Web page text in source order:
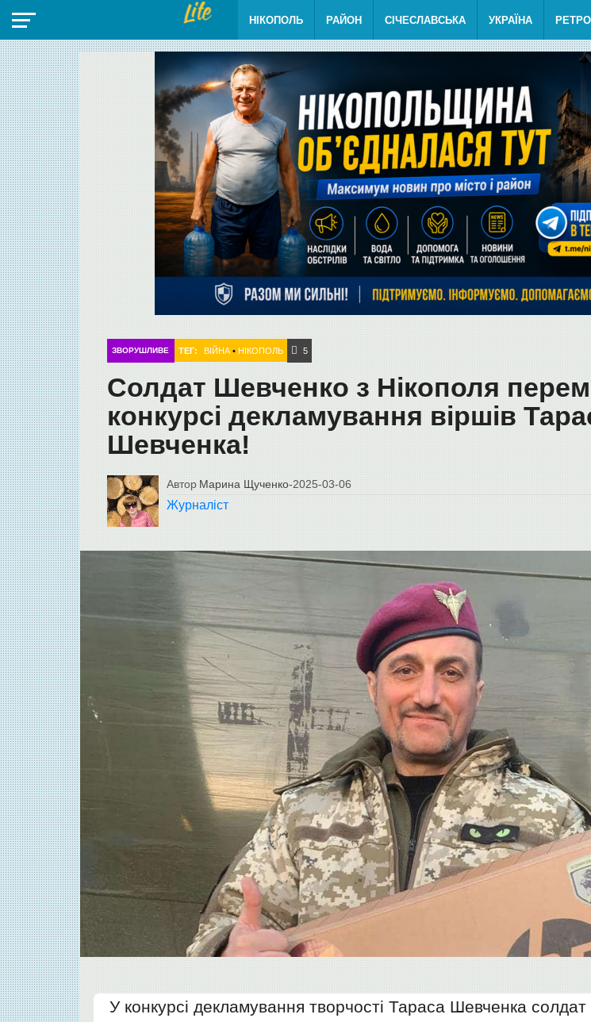
НІКОПОЛЬ РАЙОН СІЧЕСЛАВСЬКА УКРАЇНА
ЗВОРУШЛИВЕ ТЕГ: ВІЙНА •НІКОПОЛЬ 5
Солдат Шевченко з Нікополя
конкурсі декламування віршів
Шевченка!
Автор Марина Щученко-2025-03-06
Журналіст
У конкурсі декламування творчості Тараса Шевченка cолдат